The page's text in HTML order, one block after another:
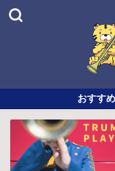
おすす